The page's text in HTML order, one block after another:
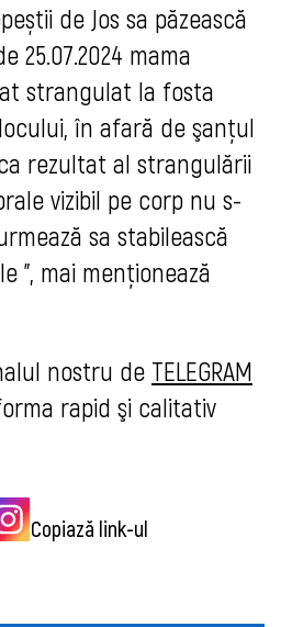
de Jos sa păzească
25.07.2024 mama
strangulat la fosta
în afară de şanţul
rezultat al strangulării
vizibil pe corp nu s-
sa stabilească
", mai menţionează
nostru de TELEGRAM
rapid şi calitativ
Copiază link-ul